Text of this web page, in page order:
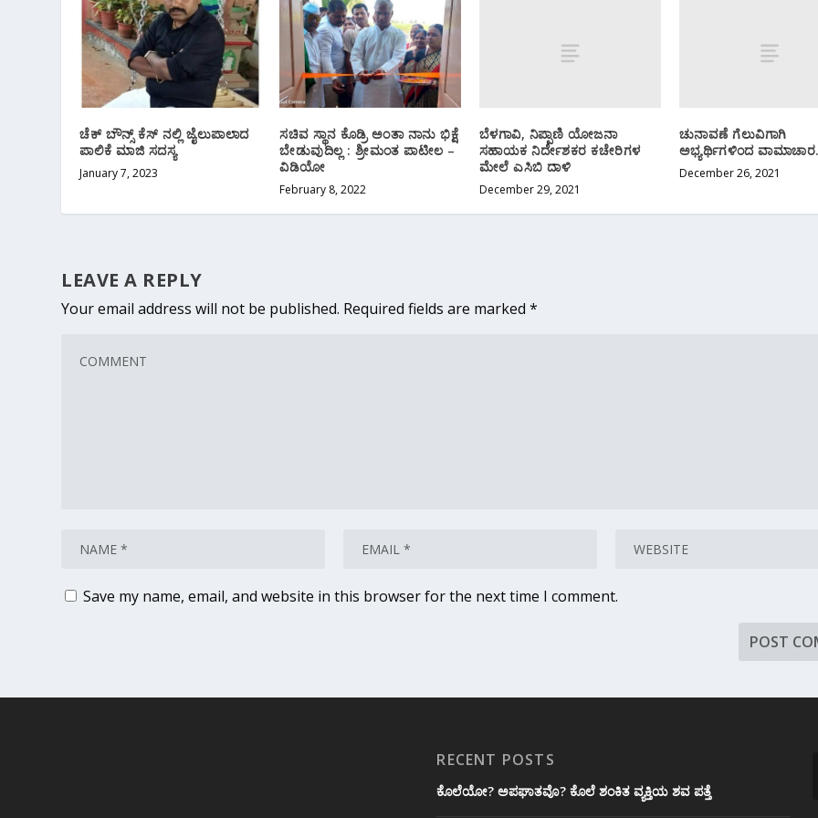
ಚೆಕ್ ಬೌನ್ಸ್ ಕೆಸ್ ನಲ್ಲಿ ಜೈಲುಪಾಲಾದ
ಪಾಲಿಕೆ ಮಾಜಿ ಸದಸ್ಯ
January 7, 2023
ಸಚಿವ ಸ್ಥಾನ ಕೊಡ್ರಿ ಅಂತಾ ನಾನು ಭಿಕ್ಷೆ
ಬೇಡುವುದಿಲ್ಲ : ಶ್ರೀಮಂತ ಪಾಟೀಲ‌ –
ವಿಡಿಯೋ
February 8, 2022
ಬೆಳಗಾವಿ, ನಿಪ್ಪಾಣಿ ಯೋಜನಾ
ಸಹಾಯಕ‌ ನಿರ್ದೇಶಕರ ಕಚೇರಿಗಳ
ಮೇಲೆ ಎಸಿಬಿ ದಾಳಿ
December 29, 2021
ಚುನಾವಣೆ ಗೆಲುವಿಗಾಗಿ
ಅಭ್ಯರ್ಥಿಗಳಿಂದ
December 26, 2021
LEAVE A REPLY
Your email address will not be published. Required fields are marked*
Save my name, email, and website in this browser for the next time I comment.
RECENT POSTS
ಕೊಲೆಯೋ? ಅಪಘಾತವೊ? ಕೊಲೆ ಶಂಕಿತ ವ್ಯಕ್ತಿಯ ಶವ ಪತ್ತೆ